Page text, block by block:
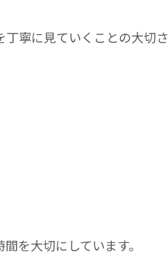
寧に見ていくことの大切さ
を大切にしています。